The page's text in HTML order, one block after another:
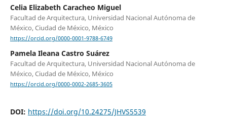
Celia Elizabeth Caracheo Miguel
Facultad de Arquitectura, Universidad Nacional Autónoma de
México, Ciudad de México, México
https://orcid.org/0000-0001-9788-6749
Pamela Ileana Castro Suárez
Facultad de Arquitectura, Universidad Nacional Autónoma de
México, Ciudad de México, México
https://orcid.org/0000-0002-2685-3605
DOI: https://doi.org/10.24275/JHVS5539